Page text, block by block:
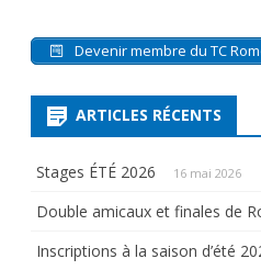
Devenir membre du TC
ARTICLES RÉCENTS
Stages ÉTÉ 2026 16 mai 2026
Double amicaux et finales de
Inscriptions à la saison d’été